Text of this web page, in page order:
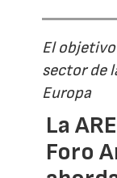
El
sector de
Europa
La
Foro